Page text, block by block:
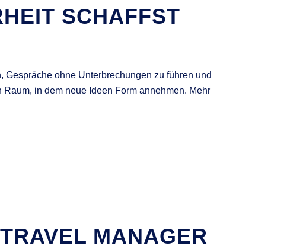
SCHAFFST
ohne Unterbrechungen zu führen und
in dem neue Ideen Form annehmen. Mehr
MANAGER